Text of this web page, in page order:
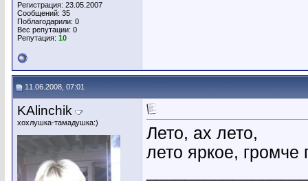
Регистрация: 23.05.2007
Сообщений: 35
Поблагодарили: 0
Вес репутации: 0
Репутация: 10
11.06.2008, 07:01
KAlinchik
хохлушка-тамадушка:)
Лето, ах лето,
лето яркое, громче